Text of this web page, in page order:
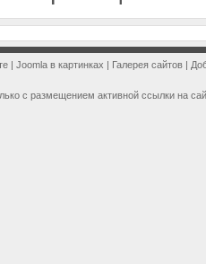
| Joomla в картинках | Галерея сайтов |
с размещением активной ссылки на